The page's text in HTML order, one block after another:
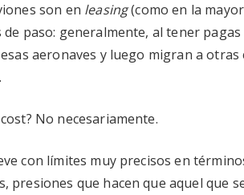
son en leasing(como en la
paso: generalmente, al tener
aeronaves y luego migran a
No necesariamente.
con límites muy precisos en
presiones que hacen que aquel que